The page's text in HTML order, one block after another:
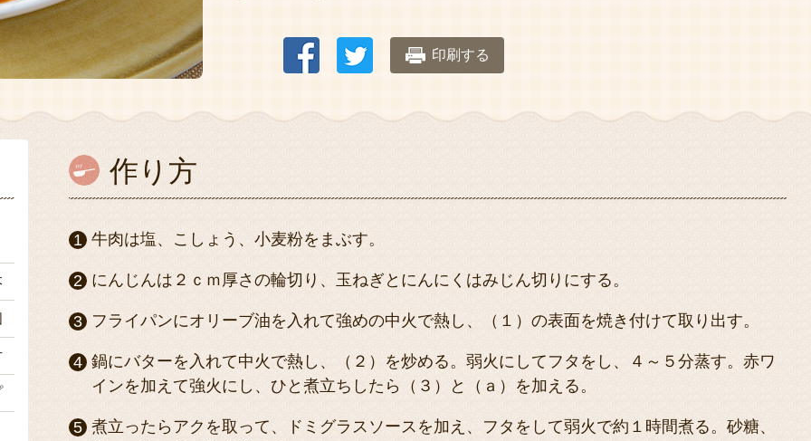
印刷する
作り方
牛肉は塩、こしょう、小麦粉をまぶす。
にんじんは２ｃｍ厚さの輪切り、玉ねぎとにんにくはみじん切りにする。
フライパンにオリーブ油を入れて強めの中火で熱し、（１）の表面を焼き付けて取り出す。
鍋にバターを入れて中火で熱し、（２）を炒める。弱火にしてフタをし、４～５分蒸す。赤ワ
インを加えて強火にし、ひと煮立ちしたら（３）と（ａ）を加える。
煮立ったらアクを取って、ドミグラスソースを加え、フタをして弱火で約１時間煮る。砂糖、